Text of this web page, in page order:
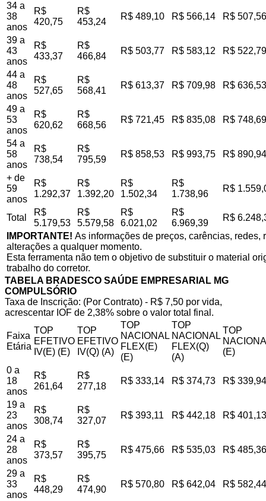
34 a
38
anos
R$
420,75
R$
453,24
R$ 489,10 R$ 566,14 R$ 507,56
39 a
43
anos
R$
433,37
R$
466,84
R$ 503,77 R$ 583,12 R$ 522,79
44 a
48
anos
R$
527,65
R$
568,41
R$ 613,37 R$ 709,98 R$ 636,53
49 a
53
anos
R$
620,62
R$
668,56
R$ 721,45 R$ 835,08 R$ 748,69
54 a
58
anos
R$
738,54
R$
795,59
R$ 858,53 R$ 993,75 R$ 890,94
+ de
59
anos
R$
1.292,37
R$
1.392,20
R$
1.502,34
R$
1.738,96
R$
Total
R$
5.179,53
R$
5.579,58
R$
6.021,02
R$
6.969,39
R$
IMPORTANTE! As informações de preços, carências,
alterações a qualquer momento.
Esta ferramenta não tem o objetivo de substituir o material
trabalho do corretor.
TABELA BRADESCO SAÚDE EMPRESARIAL MG
COMPULSÓRIO
Taxa de Inscrição: (Por Contrato) - R$ 7,50 por vida,
acrescentar IOF de 2,38% sobre o valor total final.
Faixa
Etária
TOP
EFETIVO
IV(E) (E)
TOP
EFETIVO
IV(Q) (A)
TOP
NACIONAL
FLEX(E)
(E)
TOP
NACIONAL
FLEX(Q)
(A)
TOP
(E)
0 a
18
anos
R$
261,64
R$
277,18
R$ 333,14 R$ 374,73 R$ 339,94
19 a
23
anos
R$
308,74
R$
327,07
R$ 393,11 R$ 442,18 R$ 401,13
24 a
28
anos
R$
373,57
R$
395,75
R$ 475,66 R$ 535,03 R$ 485,36
29 a
33
anos
R$
448,29
R$
474,90
R$ 570,80 R$ 642,04 R$ 582,44